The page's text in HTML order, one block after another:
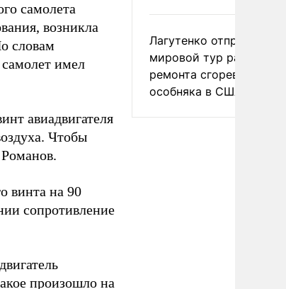
самолета
возникла
словам
имел
авиадвигателя
Чтобы
винта на 90
сопротивление
произошло на
Лагутенко отправился в
мировой тур ради
ремонта сгоревшего
особняка в США